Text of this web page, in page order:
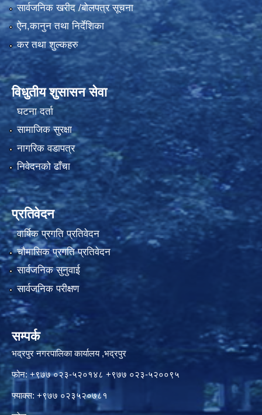
सार्वजनिक खरीद /बोलपत्र सूचना
ऐन,कानुन तथा निर्देशिका
कर तथा शुल्कहरु
विधुतीय शुसासन सेवा
घटना दर्ता
सामाजिक सुरक्षा
नागरिक वडापत्र
निवेदनको ढाँचा
प्रतिवेदन
वार्षिक प्रगति प्रतिवेदन
चौमासिक प्रगति प्रतिवेदन
सार्वजनिक सुनुवाई
सार्वजनिक परीक्षण
सम्पर्क
भद्रपुर नगरपालिका कार्यालय ,भद्रपुर
फोन: +९७७ ०२३-५२०१४८ +९७७ ०२३-५२००९५
फ्याक्स: +९७७ ०२३५२०७८१